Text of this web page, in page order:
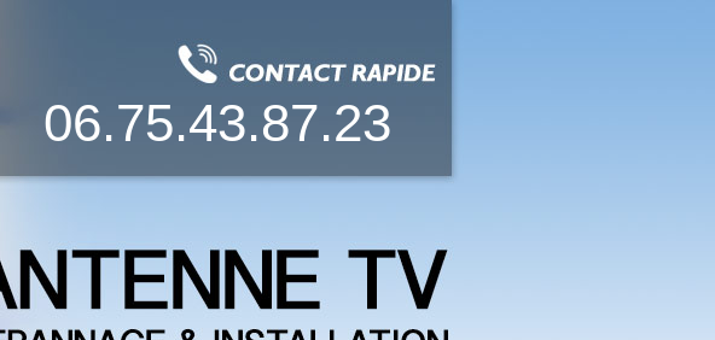
06.75.43.87.23